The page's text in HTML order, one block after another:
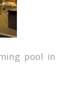
pool in